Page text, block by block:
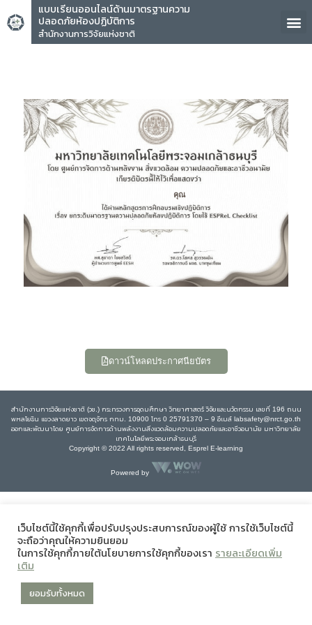
แบบเรียนออนไลน์ด้านมาตรฐานความ
ปลอดภัยห้องปฏิบัติการ
สำนักงานการวิจัยแห่งชาติ
คุณ
ดาวน์โหลดประกาศนียบัตร
สำนักงานการวิจัยแห่งชาติ (วช.) กระทรวงการอุดมศึกษา วิทยาศาสตร์ วิจัยและนวัตกรรม เลขที่ 196 ถนน
พหลโยธิน แขวงลาดยาว เขตจตุจักร กทม. 10900 โทร 0 25791370 – 9 อีเมล์ labsafety@nrct.go.th
ออกและพัฒนาโดย ศูนย์การจัดการด้านพลังงานสิ่งแวดล้อมความปลอดภัยและอาชีวอนามัย มหาวิทยาลัย
เทคโนโลยีพระจอมเกล้าธนบุรี
Copyright © 2022 All rights reserved, Esprel E-learning
Powered by
เว็บไซต์นี้ใช้คุกกี้เพื่อปรับปรุงประสบการณ์ของผู้ใช้ การใช้เว็บไซต์นี้
จะถือว่าคุณให้ความยินยอม
ในการใช้คุกกี้ภายใต้นโยบายการใช้คุกกี้ของเรา รายละเอียดเพิ่ม
เติม
ยอมรับทั้งหมด